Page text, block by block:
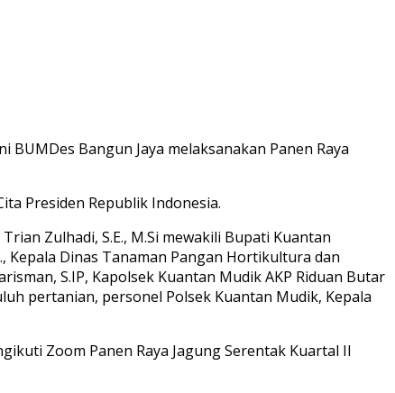
Bangun Jaya melaksanakan Panen Raya
Presiden Republik Indonesia.
Zulhadi, S.E., M.Si mewakili Bupati Kuantan
Kepala Dinas Tanaman Pangan Hortikultura dan
S.IP, Kapolsek Kuantan Mudik AKP Riduan Butar
pertanian, personel Polsek Kuantan Mudik, Kepala
Zoom Panen Raya Jagung Serentak Kuartal II